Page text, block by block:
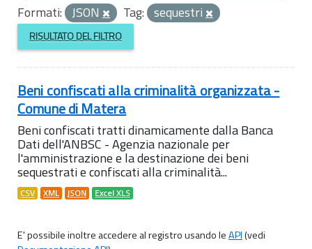
Formati: JSON Tag: sequestri
RISULTATO DEL FILTRO
Beni confiscati alla criminalità organizzata -
Comune di Matera
Beni confiscati tratti dinamicamente dalla Banca
Dati dell'ANBSC - Agenzia nazionale per
l'amministrazione e la destinazione dei beni
sequestrati e confiscati alla criminalità...
CSV XML JSON Excel XLS
E' possibile inoltre accedere al registro usando leAPI(vedi